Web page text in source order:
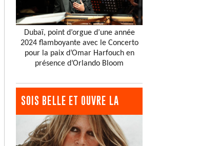
Dubaï, point d’orgue d’une année
2024 flamboyante avec le Concerto
pour la paix d’Omar Harfouch en
présence d’Orlando Bloom
SOIS BELLE ET OUVRE LA